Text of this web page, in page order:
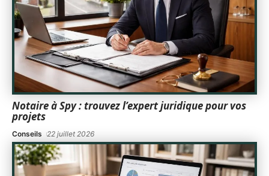
Notaire à Spy : trouvez l’expert juridique pour vos
projets
Conseils 22 juillet 2026